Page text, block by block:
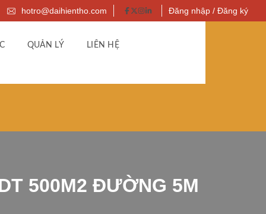
hotro@daihientho.com Đăng nhập / Đăng ký
QUẢN LÝ LIÊN HỆ
500M2 ĐƯỜNG 5M